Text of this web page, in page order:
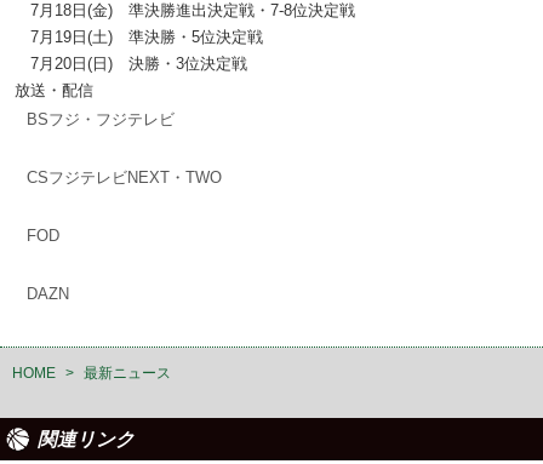
7月18日(金) 準決勝進出決定戦・7-8位決定戦
7月19日(土) 準決勝・5位決定戦
7月20日(日) 決勝・3位決定戦
放送・配信
BSフジ・フジテレビ
CSフジテレビNEXT・TWO
FOD
DAZN
HOME > 最新ニュース
関連リンク